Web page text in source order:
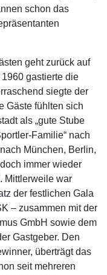
schon das
geht zurück auf
gastierte die
siegte der
Gäste fühlten sich
als „gute Stube
Familie“ nach
München, Berlin,
immer wieder
Mittlerweile war
der festlichen Gala
– zusammen mit der
GmbH sowie dem
Gastgeber. Den
überträgt das
seit mehreren